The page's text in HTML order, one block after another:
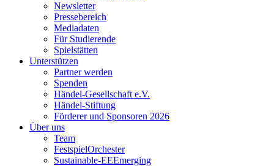
Newsletter
Pressebereich
Mediadaten
Für Studierende
Spielstätten
Unterstützen
Partner werden
Spenden
Händel-Gesellschaft e.V.
Händel-Stiftung
Förderer und Sponsoren 2026
Über uns
Team
FestspielOrchester
Sustainable-EEEmerging